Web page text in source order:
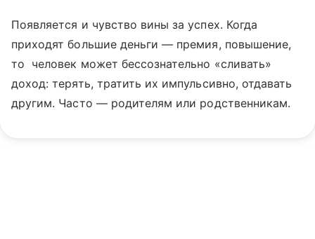
Появляется и чувство вины за успех. Когда
приходят большие деньги — премия, повышение,
то человек может бессознательно «сливать»
доход: терять, тратить их импульсивно, отдавать
другим. Часто — родителям или родственникам.